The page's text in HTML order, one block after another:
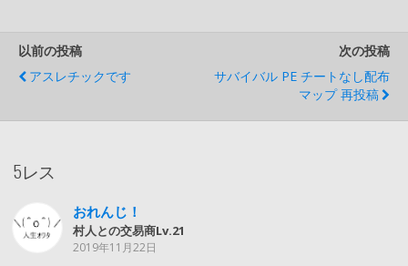
以前の投稿
アスレチックです
次の投稿
サバイバル PE チートなし配布
マップ 再投稿
5レス
おれんじ！
村人との交易商Lv.21
2019年11月22日